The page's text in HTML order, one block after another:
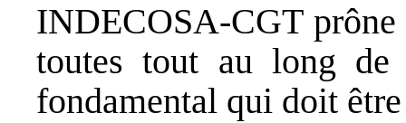
INDECOSA-CGT
toutes tout au long
fondamental qui doit